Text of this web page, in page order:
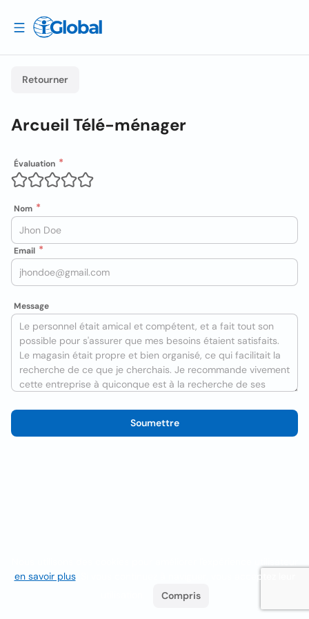
Retourner
Arcueil Télé-ménager
Évaluation
Nom
Email
Message
Soumettre
en savoir plus. Si vous continuez à naviguer, vous acceptez leur
Compris